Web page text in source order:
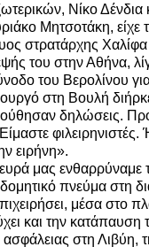
Νίκο Δένδια
Μητσοτάκη, είχε
στρατάρχης
του στην Αθήνα,
του Βερολίνου
στη Βουλή
δηλώσεις.
ειρήνη».
μας ενθαρρύναμε
πνεύμα στη
μέσα στο
και την κατάπαυση
στη Λιβύη,